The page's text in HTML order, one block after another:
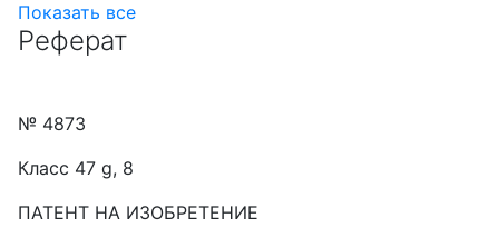
Показать все
Реферат
№ 4873
Класс 47 g, 8
ПАТЕНТ HA ИЗОБРЕТЕНИЕ